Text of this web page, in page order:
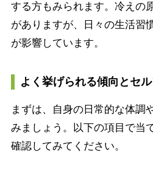
する方もみられます。冷えの
がありますが、日々の生活習
が影響しています。
よく挙げられる傾向とセ
まずは、自身の日常的な体調
みましょう。以下の項目で当
確認してみてください。